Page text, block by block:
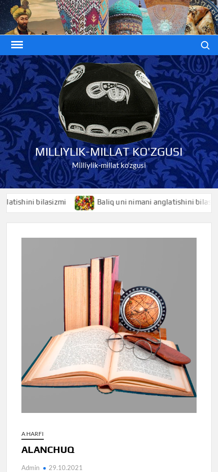
Skip
to
content
MILLIYLIK-MILLAT KO'ZGUSI
Milliylik-millat ko'zgusi
bilasizmi Baliq uni nimani anglatishini bilasizmi
A HARFI
ALANCHUQ
Admin 29.10.2021